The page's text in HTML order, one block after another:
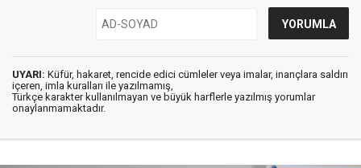
UYARI: Küfür, hakaret, rencide edici cümleler veya imalar, inançlara saldırı
içeren, imla kuralları ile yazılmamış,
Türkçe karakter kullanılmayan ve büyük harflerle yazılmış yorumlar
onaylanmamaktadır.